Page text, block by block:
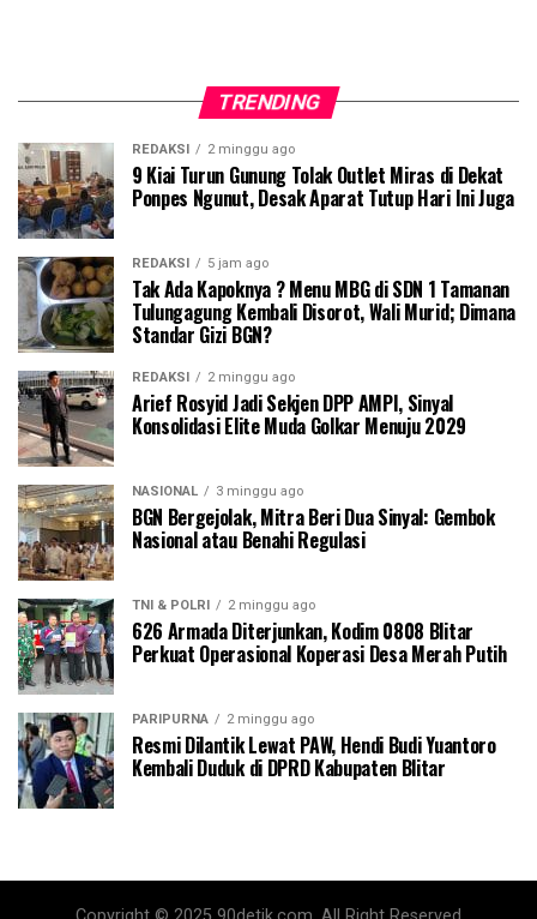
TRENDING
REDAKSI 2 minggu ago
9 Kiai Turun Gunung Tolak Outlet Miras di Dekat
Ponpes Ngunut, Desak Aparat Tutup Hari Ini Juga
REDAKSI 5 jam ago
Tak Ada Kapoknya ? Menu MBG di SDN 1 Tamanan
Tulungagung Kembali Disorot, Wali Murid; Dimana
Standar Gizi BGN?
REDAKSI 2 minggu ago
Arief Rosyid Jadi Sekjen DPP AMPI, Sinyal
Konsolidasi Elite Muda Golkar Menuju 2029
NASIONAL 3 minggu ago
BGN Bergejolak, Mitra Beri Dua Sinyal: Gembok
Nasional atau Benahi Regulasi
TNI & POLRI 2 minggu ago
626 Armada Diterjunkan, Kodim 0808 Blitar
Perkuat Operasional Koperasi Desa Merah Putih
PARIPURNA 2 minggu ago
Resmi Dilantik Lewat PAW, Hendi Budi Yuantoro
Kembali Duduk di DPRD Kabupaten Blitar